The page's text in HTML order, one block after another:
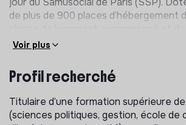
de plus de 900 places d’hébergement
l’accueil à la nuitée, le pôle s'est
nombre pourrait atteindre près de 1
d’hébergement et plus de 90 places en
Famille.
Le Pôle Hébergement Logement
Voir plus
Profil recherché
Titulaire d’une formation supérieure
(sciences politiques, gestion, école de